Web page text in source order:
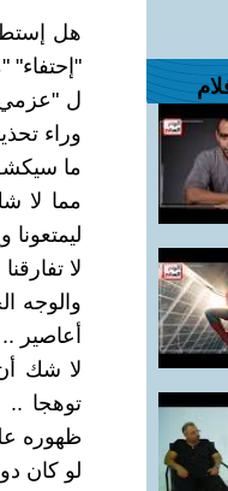
هل
ل "عزمي
وراء
ما
مما لا
لا
والوجه
أعاصير ..
لا شك أن
توهجا ..
ظهوره
لو كان